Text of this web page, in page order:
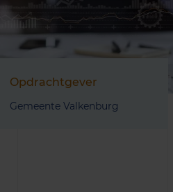
Opdrachtgever
Gemeente Valkenburg